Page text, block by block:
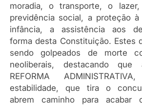
moradia, o transporte, o
previdência social, a proteção
infância, a assistência aos
forma desta Constituição. Estes
sendo golpeados de morte
neoliberais, destacando
REFORMA
estabilidade, que tira o
abrem caminho para acabar